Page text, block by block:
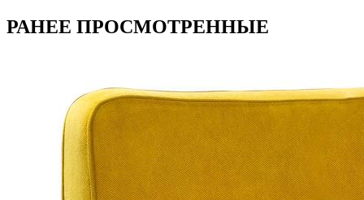
РАНЕЕ ПРОСМОТРЕННЫЕ